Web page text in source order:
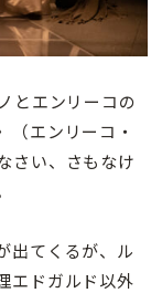
とエンリーコの
（エンリーコ・
さい、さもなけ
出てくるが、ル
エドガルド以外